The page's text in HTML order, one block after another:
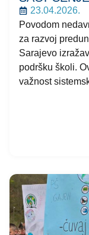
23.04.2026.
Povodom
za razvoj
Sarajevo
podršku školi.
važnost